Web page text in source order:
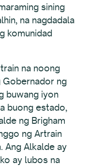
sining
na nagdadala
komunidad
na noong
Gobernador ng
buwang iyon
buong estado,
ng Brigham
ng Artrain
Ang Alkalde ay
ay lubos na